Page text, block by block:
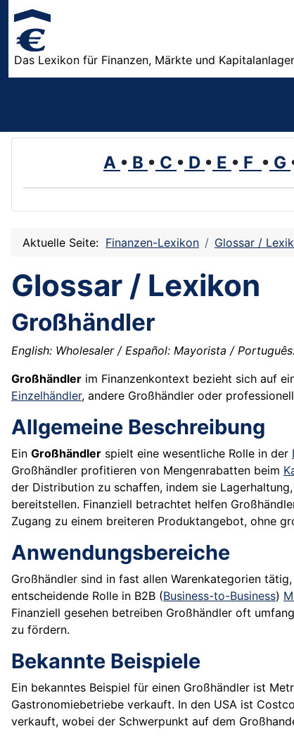
Das Lexikon für Finanzen, Märkte und
A • B • C • D • E • F • G
Aktuelle Seite: Finanzen-Lexikon Glossar /
Glossar / Lexikon
Großhändler
English: Wholesaler / Español: Mayorista /
Großhändler im Finanzenkontext bezieht sich auf
Einzelhändler, andere Großhändler oder
Allgemeine Beschreibung
Ein Großhändler spielt eine wesentliche Rolle in der
Großhändler profitieren von Mengenrabatten beim
der Distribution zu schaffen, indem sie
bereitstellen. Finanziell betrachtet helfen
Zugang zu einem breiteren Produktangebot, ohne
Anwendungsbereiche
Großhändler sind in fast allen Warenkategorien
entscheidende Rolle in B2B (Business-to-Business)
Finanziell gesehen betreiben Großhändler oft
zu fördern.
Bekannte Beispiele
Ein bekanntes Beispiel für einen Großhändler ist
Gastronomiebetriebe verkauft. In den USA ist
verkauft, wobei der Schwerpunkt auf dem